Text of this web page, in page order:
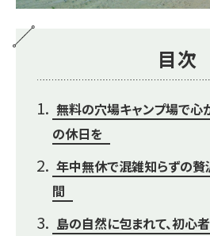
目次
無料の穴場キャンプ場で心
の休日を
年中無休で混雑知らずの贅
間
島の自然に包まれて、初心